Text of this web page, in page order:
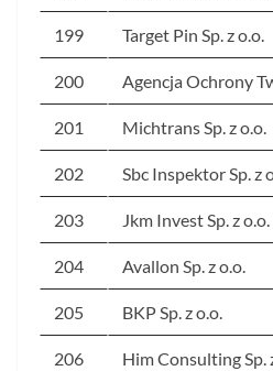
199 Target Pin Sp. z o.o.
200 Agencja Ochrony
201 Michtrans Sp. z o.o.
202 Sbc Inspektor Sp. z
203 Jkm Invest Sp. z o.o.
204 Avallon Sp. z o.o.
205 BKP Sp. z o.o.
206 Him Consulting Sp.